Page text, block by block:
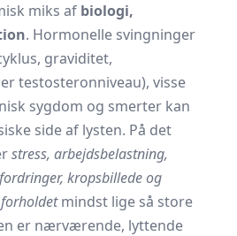
miks af biologi,
. Hormonelle svingninger
graviditet,
testosteronniveau), visse
sygdom og smerter kan
side af lysten. På det
stress, arbejdsbelastning,
kropsbillede og
mindst lige så store
er nærværende, lyttende